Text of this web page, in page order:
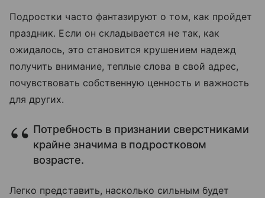
Подростки часто фантазируют о том, как пройдет
праздник. Если он складывается не так, как
ожидалось, это становится крушением надежд
получить внимание, теплые слова в свой адрес,
почувствовать собственную ценность и важность
для других.
Потребность в признании сверстниками
крайне значима в подростковом
возрасте.
Легко представить, насколько сильным будет